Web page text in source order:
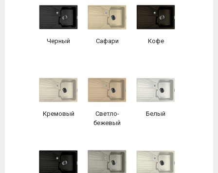
Черный Сафари Кофе
Кремовый
Светло-
бежевый
Белый